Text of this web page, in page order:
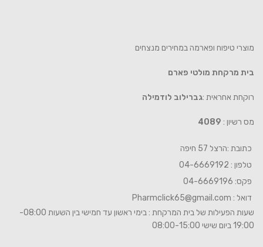
מוצרי טיפוח ופארמה במחירים מנצחים
בית מרקחת מולטי פארם
רוקחת אחראית :גברילוב לודמילה
מס רשיון : 4089
כתובת :הרצל 57 חיפה
טלפון : 04-6669192
פקס: 04-6669196
דואל : Pharmclick65@gmail.com
שעות הפעילות של בית המרקחת : בימי ראשון עד חמישי בין השעות 08:00-
19:00 ביום שישי 08:00-15:00